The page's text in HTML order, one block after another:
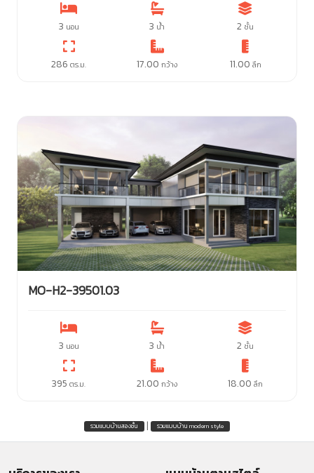
3 นอน 3 น้ำ 2 ชั้น
286 ตร.ม. 17.00 กว้าง 11.00 ลึก
MO-H2-39501.03
3 นอน 3 น้ำ 2 ชั้น
395 ตร.ม. 21.00 กว้าง 18.00 ลึก
รวมแบบบ้านสองชั้น | รวมแบบบ้าน modern style